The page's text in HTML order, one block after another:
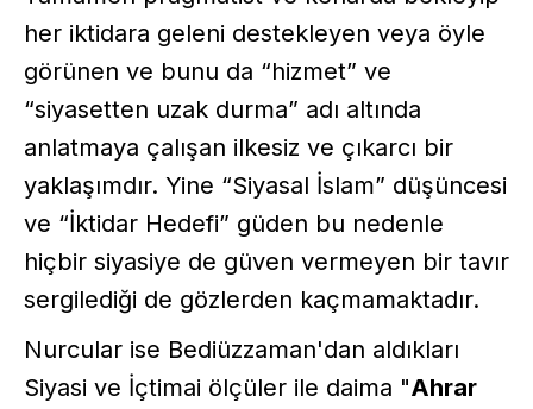
her iktidara geleni destekleyen veya öyle
görünen ve bunu da “hizmet” ve
“siyasetten uzak durma” adı altında
anlatmaya çalışan ilkesiz ve çıkarcı bir
yaklaşımdır. Yine “Siyasal İslam” düşüncesi
ve “İktidar Hedefi” güden bu nedenle
hiçbir siyasiye de güven vermeyen bir tavır
sergilediği de gözlerden kaçmamaktadır.
Nurcular ise Bediüzzaman'dan aldıkları
Siyasi ve İçtimai ölçüler ile daima "Ahrar